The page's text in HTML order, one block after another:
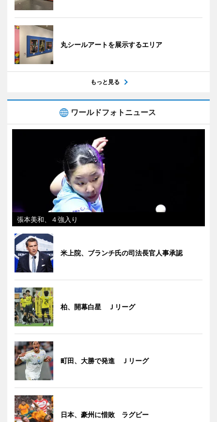
丸シールアートを展示するエリア
もっと見る
ワールドフォトニュース
張本美和、４強入り
米上院、ブランチ氏の司法長官人事承認
柏、開幕白星 Ｊリーグ
町田、大勝で発進 Ｊリーグ
日本、豪州に惜敗 ラグビー